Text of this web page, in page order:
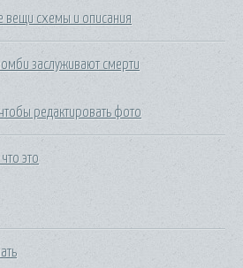
вещи схемы и описания
заслуживают смерти
редактировать фото
это